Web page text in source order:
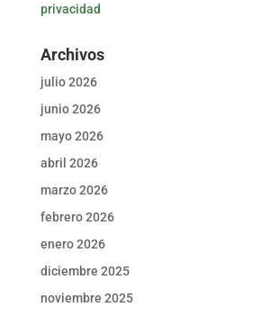
privacidad
Archivos
julio 2026
junio 2026
mayo 2026
abril 2026
marzo 2026
febrero 2026
enero 2026
diciembre 2025
noviembre 2025